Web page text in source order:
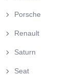
Porsche
Renault
Saturn
Seat